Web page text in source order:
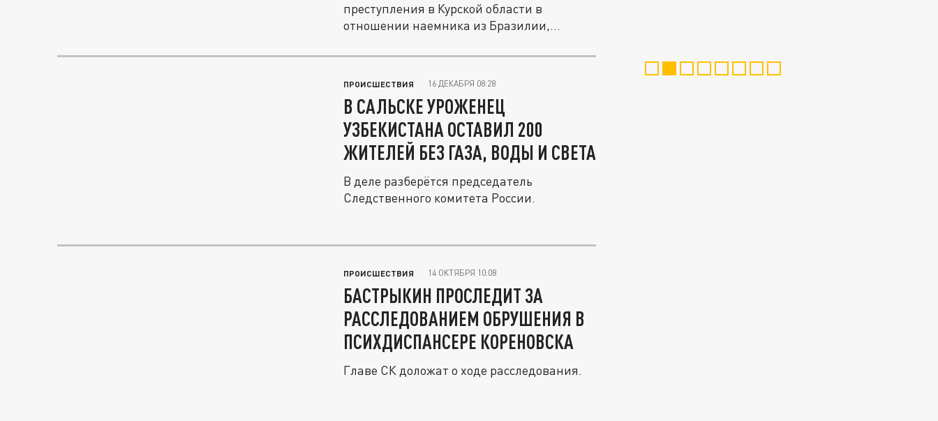
преступления в Курской области в
отношении наемника из Бразилии,
ПРОИСШЕСТВИЯ 16 ДЕКАБРЯ 08:28
В САЛЬСКЕ УРОЖЕНЕЦ
УЗБЕКИСТАНА ОСТАВИЛ 200
ЖИТЕЛЕЙ БЕЗ ГАЗА, ВОДЫ И СВЕТА
В деле разберётся председатель
Следственного комитета России.
ПРОИСШЕСТВИЯ 14 ОКТЯБРЯ 10:08
БАСТРЫКИН ПРОСЛЕДИТ ЗА
РАССЛЕДОВАНИЕМ ОБРУШЕНИЯ В
ПСИХДИСПАНСЕРЕ КОРЕНОВСКА
Главе СК доложат о ходе расследования.